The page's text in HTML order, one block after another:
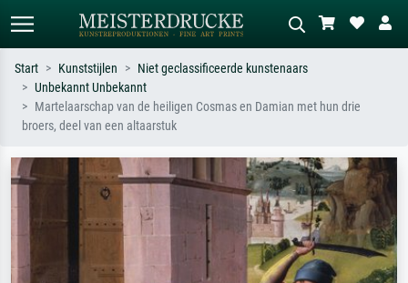
Standaard zoeken AI-beeldzoeker
Zoek op kunstenaar, titel of stijl – bijv.
Hokusai-golf, naakt.
olieverfschilderij, staand naakt naast
een boom.
Start Kunststijlen
Niet geclassificeerde kunstenaars
Unbekannt Unbekannt
Martelaarschap van de heiligen Cosmas en Damian met hun drie
broers, deel van een altaarstuk